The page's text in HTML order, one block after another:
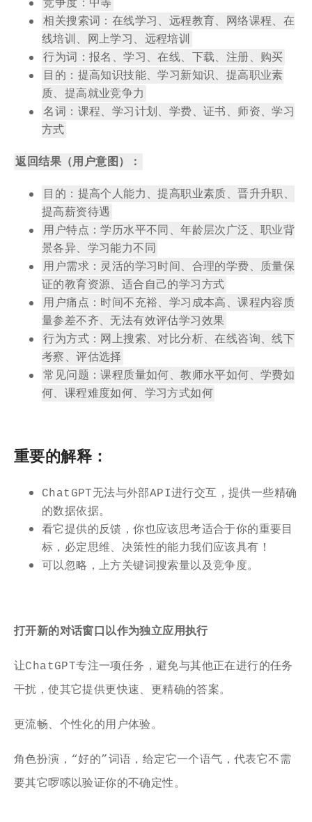
竞争度：中等
相关搜索词：在线学习、远程教育、网络课程、在
线培训、网上学习、远程培训
行为词：报名、学习、在线、下载、注册、购买
目的：提高知识技能、学习新知识、提高职业素
质、提高就业竞争力
名词：课程、学习计划、学费、证书、师资、学习
方式
返回结果（用户意图）：
目的：提高个人能力、提高职业素质、晋升升职、
提高薪资待遇
用户特点：学历水平不同、年龄层次广泛、职业背
景各异、学习能力不同
用户需求：灵活的学习时间、合理的学费、质量保
证的教育资源、适合自己的学习方式
用户痛点：时间不充裕、学习成本高、课程内容质
量参差不齐、无法有效评估学习效果
行为方式：网上搜索、对比分析、在线咨询、线下
考察、评估选择
常见问题：课程质量如何、教师水平如何、学费如
何、课程难度如何、学习方式如何
重要的解释：
ChatGPT无法与外部API进行交互，提供一些精确
的数据依据。
看它提供的反馈，你也应该思考适合于你的重要目
标，必定思维、决策性的能力我们应该具有！
可以忽略，上方关键词搜索量以及竞争度。
打开新的对话窗口以作为独立应用执行
让ChatGPT专注一项任务，避免与其他正在进行的任务
干扰，使其它提供更快速、更精确的答案。
更流畅、个性化的用户体验。
角色扮演，“好的”词语，给定它一个语气，代表它不需
要其它啰嗦以验证你的不确定性。